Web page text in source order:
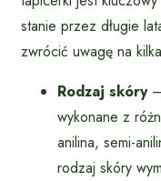
stanie przez długie
zwrócić uwagę na
Rodzaj skóry–
wykonane z
anilina, semi-
rodzaj skóry